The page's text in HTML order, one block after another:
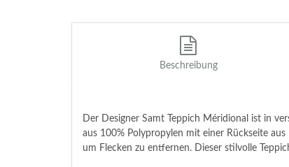
Beschreibung
Der Designer Samt Teppich Méridional ist in
aus 100% Polypropylen mit einer Rückseite
um Flecken zu entfernen. Dieser stilvolle